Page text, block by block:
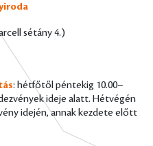
sétány 4.)
: hétfőtől péntekig 10.00–
ideje alatt. Hétvégén
idején, annak kezdete előtt